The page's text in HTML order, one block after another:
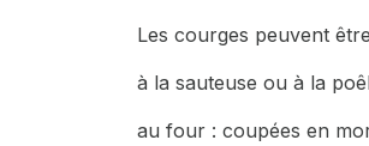
Les courges peuvent
à la sauteuse ou à la
au four : coupées en